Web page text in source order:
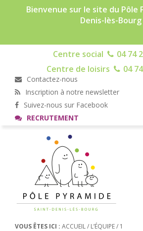
Bienvenue sur le site du Pôle
Denis-lès-Bourg
Centre social
04 74
Centre de loisirs
04
Contactez-nous
Inscription à notre newsletter
Suivez-nous sur Facebook
RECRUTEMENT
VOUS ÊTES ICI : ACCUEIL/ L’ÉQUIPE/ 1